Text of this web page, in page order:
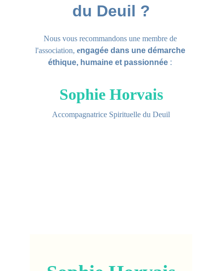
du Deuil ?
Nous vous recommandons une membre de
l'association, engagée dans une démarche
éthique, humaine et passionnée :
Sophie Horvais
Accompagnatrice Spirituelle du Deuil